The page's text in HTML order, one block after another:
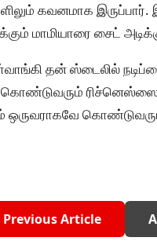
கவனமாக
மாமியாரை சைட்
தன் ஸ்டைலில்
கொண்டுவரும் ரிச்னெஸ்ஸை
ஒருவராகவே
Article